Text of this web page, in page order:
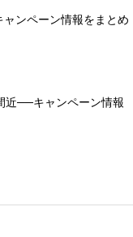
ンペーン情報をまとめ
近──キャンペーン情報